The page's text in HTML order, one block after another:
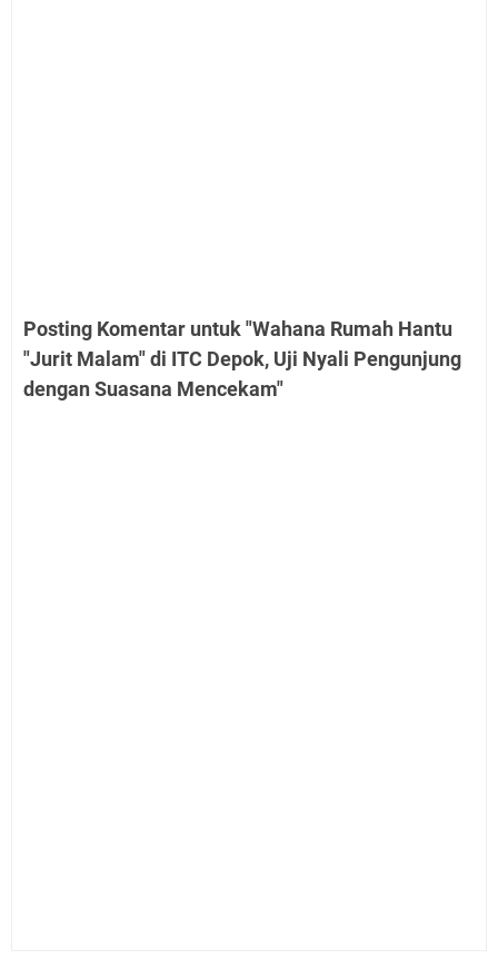
Posting Komentar untuk "Wahana Rumah Hantu
"Jurit Malam" di ITC Depok, Uji Nyali Pengunjung
dengan Suasana Mencekam"